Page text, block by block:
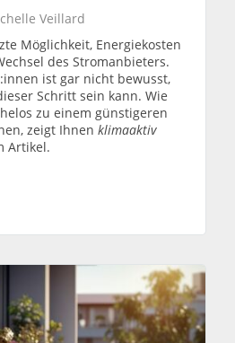
Veillard
Möglichkeit, Energiekosten
des Stromanbieters.
ist gar nicht bewusst,
Schritt sein kann. Wie
zu einem günstigeren
zeigt Ihnen klimaaktiv
Artikel.